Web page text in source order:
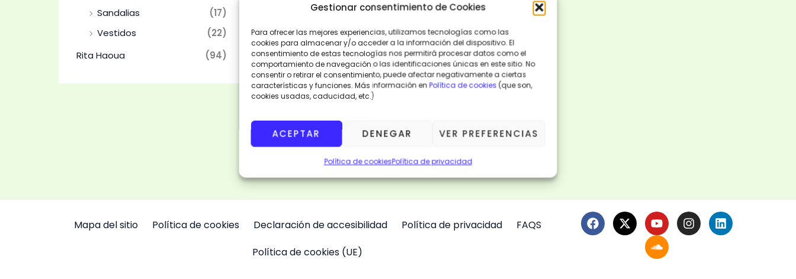
Gestionar consentimiento de Cookies
Para ofrecer las mejores experiencias, utilizamos tecnologías como las
cookies para almacenar y/o acceder a la información del dispositivo. El
consentimiento de estas tecnologías nos permitirá procesar datos como el
comportamiento de navegación o las identificaciones únicas en este sitio. No
consentir o retirar el consentimiento, puede afectar negativamente a ciertas
características y funciones. Más información en Política de cookies (que son,
cookies usadas, caducidad, etc.)
ACEPTAR DENEGAR VER PREFERENCIAS
Política de cookiesPolítica de privacidad
Sandalias
(17)
Vestidos
(22)
Rita Haoua
(94)
CARRITO
VISTA
RÁPIDA
CARRITO
VISTA
RÁPIDA
Mapa del sitio Política de cookies Declaración de accesibilidad Política de privacidad
FAQS
Política de cookies (UE)
F
a
c
X
-
t
Y
o
u
t
u
I
n
s
L
i
n
S
o
u
n
d